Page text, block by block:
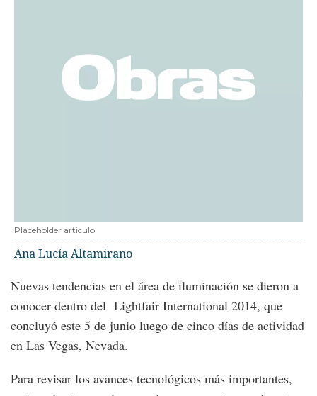
Placeholder articulo
Ana Lucía Altamirano
Nuevas tendencias en el área de iluminación se dieron a
conocer dentro del Lightfair International 2014, que
concluyó este 5 de junio luego de cinco días de actividad
en Las Vegas, Nevada.
Para revisar los avances tecnológicos más importantes,